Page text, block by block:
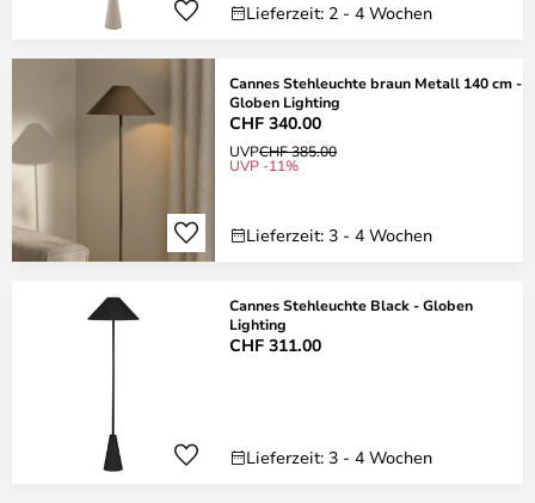
Lieferzeit: 2 - 4 Wochen
Cannes Stehleuchte braun Metall 140 cm -
Globen Lighting
CHF 340.00
UVPCHF 385.00
UVP -11%
Lieferzeit: 3 - 4 Wochen
Cannes Stehleuchte Black - Globen
Lighting
CHF 311.00
Lieferzeit: 3 - 4 Wochen